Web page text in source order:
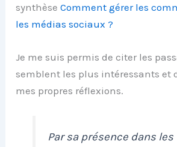
synthèseComment gérer les
les médias sociaux ?
Je me suis permis de citer les
semblent les plus intéressants et
mes propres réflexions.
Par sa présence dans les